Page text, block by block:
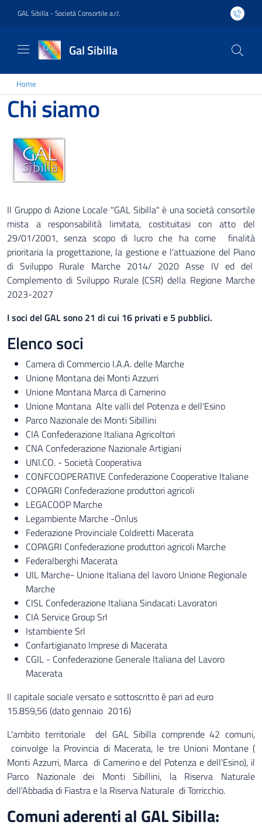
GAL Sibilla - Società Consortile a.r.l.
Gal Sibilla
Home
Chi siamo
Il Gruppo di Azione Locale "GAL Sibilla" è una società consortile
mista a responsabilità limitata, costituitasi con atto del
29/01/2001, senza scopo di lucro che ha come finalità
prioritaria la progettazione, la gestione e l'attuazione del Piano
di Sviluppo Rurale Marche 2014/ 2020 Asse IV ed del
Complemento di Sviluppo Rurale (CSR) della Regione Marche
2023-2027
I soci del GAL sono 21 di cui 16 privati e 5 pubblici.
Elenco soci
Camera di Commercio I.A.A. delle Marche
Unione Montana dei Monti Azzurri
Unione Montana Marca di Camerino
Unione Montana Alte valli del Potenza e dell'Esino
Parco Nazionale dei Monti Sibillini
CIA Confederazione Italiana Agricoltori
CNA Confederazione Nazionale Artigiani
UNI.CO. - Società Cooperativa
CONFCOOPERATIVE Confederazione Cooperative Italiane
COPAGRI Confederazione produttori agricoli
LEGACOOP Marche
Legambiente Marche -Onlus
Federazione Provinciale Coldiretti Macerata
COPAGRI Confederazione produttori agricoli Marche
Federalberghi Macerata
UIL Marche- Unione Italiana del lavoro Unione Regionale
Marche
CISL Confederazione Italiana Sindacati Lavoratori
CIA Service Group Srl
Istambiente Srl
Confartigianato Imprese di Macerata
CGIL - Confederazione Generale Italiana del Lavoro
Macerata
Il capitale sociale versato e sottoscritto è pari ad euro
15.859,56 (dato gennaio 2016)
L'ambito territoriale del GAL Sibilla comprende 42 comuni,
coinvolge la Provincia di Macerata, le tre Unioni Montane (
Monti Azzurri, Marca di Camerino e del Potenza e dell'Esino), il
Parco Nazionale dei Monti Sibillini, la Riserva Naturale
dell'Abbadia di Fiastra e la Riserva Naturale di Torricchio.
Comuni aderenti al GAL Sibilla: